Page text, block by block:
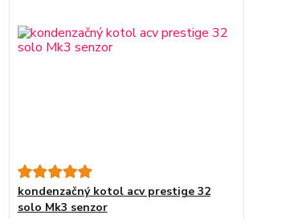
kondenzačný kotol acv prestige 32
solo Mk3 senzor